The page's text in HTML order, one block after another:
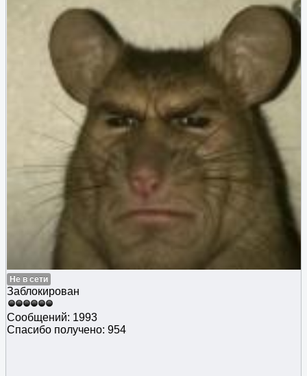
Не в сети
Заблокирован
Сообщений: 1993
Спасибо получено: 954